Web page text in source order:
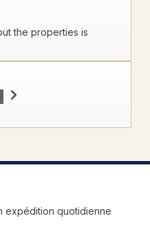
the properties is
expédition quotidienne